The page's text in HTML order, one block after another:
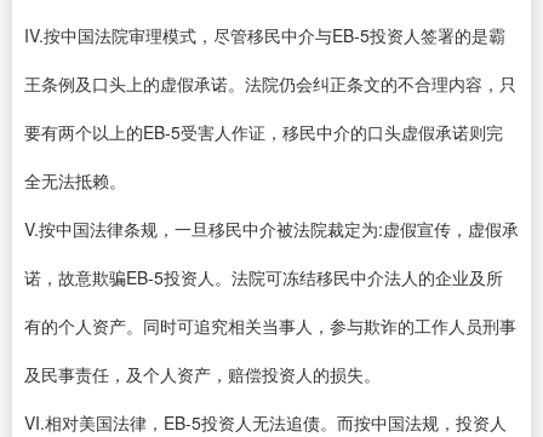
IV.按中国法院审理模式，尽管移民中介与EB-5投资人签署的是霸
王条例及口头上的虚假承诺。法院仍会纠正条文的不合理内容，只
要有两个以上的EB-5受害人作证，移民中介的口头虚假承诺则完
全无法抵赖。
V.按中国法律条规，一旦移民中介被法院裁定为:虚假宣传，虚假承
诺，故意欺骗EB-5投资人。法院可冻结移民中介法人的企业及所
有的个人资产。同时可追究相关当事人，参与欺诈的工作人员刑事
及民事责任，及个人资产，赔偿投资人的损失。
VI.相对美国法律，EB-5投资人无法追债。而按中国法规，投资人